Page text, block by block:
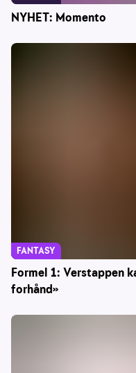
NYHET: Momento
Formel 1: Verstappen
forhånd»
FANTASY